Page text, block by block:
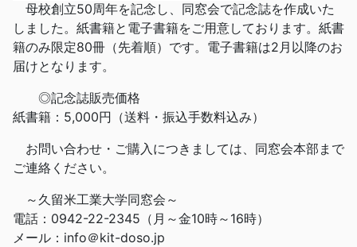
母校創立50周年を記念し、同窓会で記念誌を作成いた
しました。紙書籍と電子書籍をご用意しております。紙書
籍のみ限定80冊（先着順）です。電子書籍は2月以降のお
届けとなります。
◎記念誌販売価格
紙書籍：5,000円（送料・振込手数料込み）
お問い合わせ・ご購入につきましては、同窓会本部まで
ご連絡ください。
～久留米工業大学同窓会～
電話：0942-22-2345（月～金10時～16時）
メール：info＠kit-doso.jp